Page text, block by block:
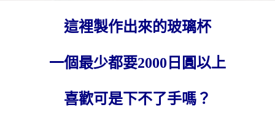
這裡製作出來的玻璃杯
一個最少都要2000日圓以上
喜歡可是下不了手嗎？